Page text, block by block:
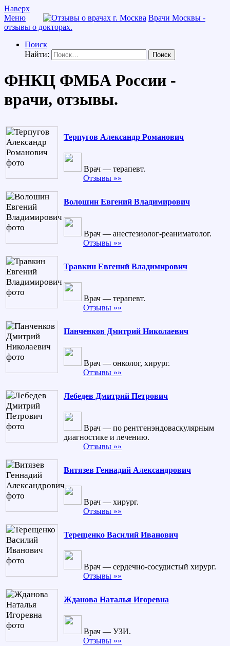
Наверх
Меню
Врачи Москвы -
отзывы о докторах.
Поиск
Найти:
ФНКЦ ФМБА России -
врачи, отзывы.
Терпугов Александр Романович
Врач — терапевт.
Отзывы »»
Волошин Евгений Владимирович
Врач — анестезиолог-реаниматолог.
Отзывы »»
Травкин Евгений Владимирович
Врач — терапевт.
Отзывы »»
Панченков Дмитрий Николаевич
Врач — онколог, хирург.
Отзывы »»
Лебедев Дмитрий Петрович
Врач — по рентгенэндоваскулярным
диагностике и лечению.
Отзывы »»
Витязев Геннадий Александрович
Врач — хирург.
Отзывы »»
Терещенко Василий Иванович
Врач — сердечно-сосудистый хирург.
Отзывы »»
Жданова Наталья Игоревна
Врач — УЗИ.
Отзывы »»